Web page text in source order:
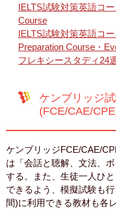
IELTS試験対策英語コ
Course
IELTS試験対策英語コ
Preparation Course・
フレキシースタディ24
ケンブリッジ
(FCE/CAE/
ケンブリッジFCE/CAE/
は「会話と聴解、文法、
する。また、生徒一人ひ
できるよう、模擬試験も
間)に利用できる教材も各